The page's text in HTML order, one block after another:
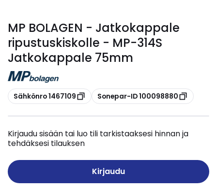
MP BOLAGEN - Jatkokappale
ripustuskiskolle - MP-314S
Jatkokappale 75mm
Kopioi
Sähkönro 1467109 Kopioi
Sonepar-ID 100098880
Kirjaudu sisään tai luo tili tarkistaaksesi hinnan ja
tehdäksesi tilauksen
Kirjaudu